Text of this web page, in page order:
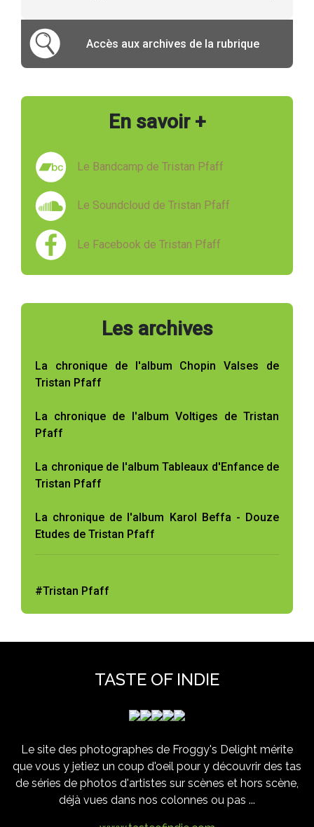
Accès aux archives de la rubrique
En savoir +
Le Bandcamp de Tristan Pfaff
Le Soundcloud de Tristan Pfaff
Le Facebook de Tristan Pfaff
Les archives
La chronique de l'album Chopin Valses de
Tristan Pfaff
La chronique de l'album Voltiges de Tristan
Pfaff
La chronique de l'album Tableaux d'Enfance de
Tristan Pfaff
La chronique de l'album Karol Beffa - Douze
Etudes de Tristan Pfaff
#Tristan Pfaff
TASTE OF INDIE
Le site des photographes de Froggy's Delight mérite
que vous y jetiez un coup d'oeil pour y découvrir des tas
de séries de photos d'artistes sur scènes et hors scène,
déjà vues dans nos colonnes ou pas ...